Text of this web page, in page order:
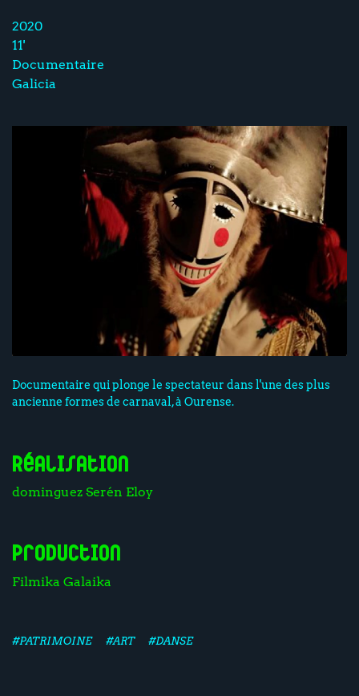
2020
11'
Documentaire
Galicia
Documentaire qui plonge le spectateur dans l'une des plus
ancienne formes de carnaval, à Ourense.
Réalisation
dominguez Serén Eloy
Production
Filmika Galaika
#PATRIMOINE #ART #DANSE